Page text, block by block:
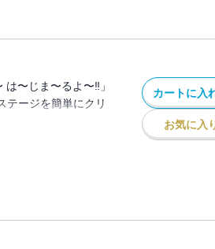
てきたり・・・
⁉
〜じま〜るよ〜‼」
テージを簡単にクリ
世界を救ってくれま
てきたり・・・
カートに入
お気に入